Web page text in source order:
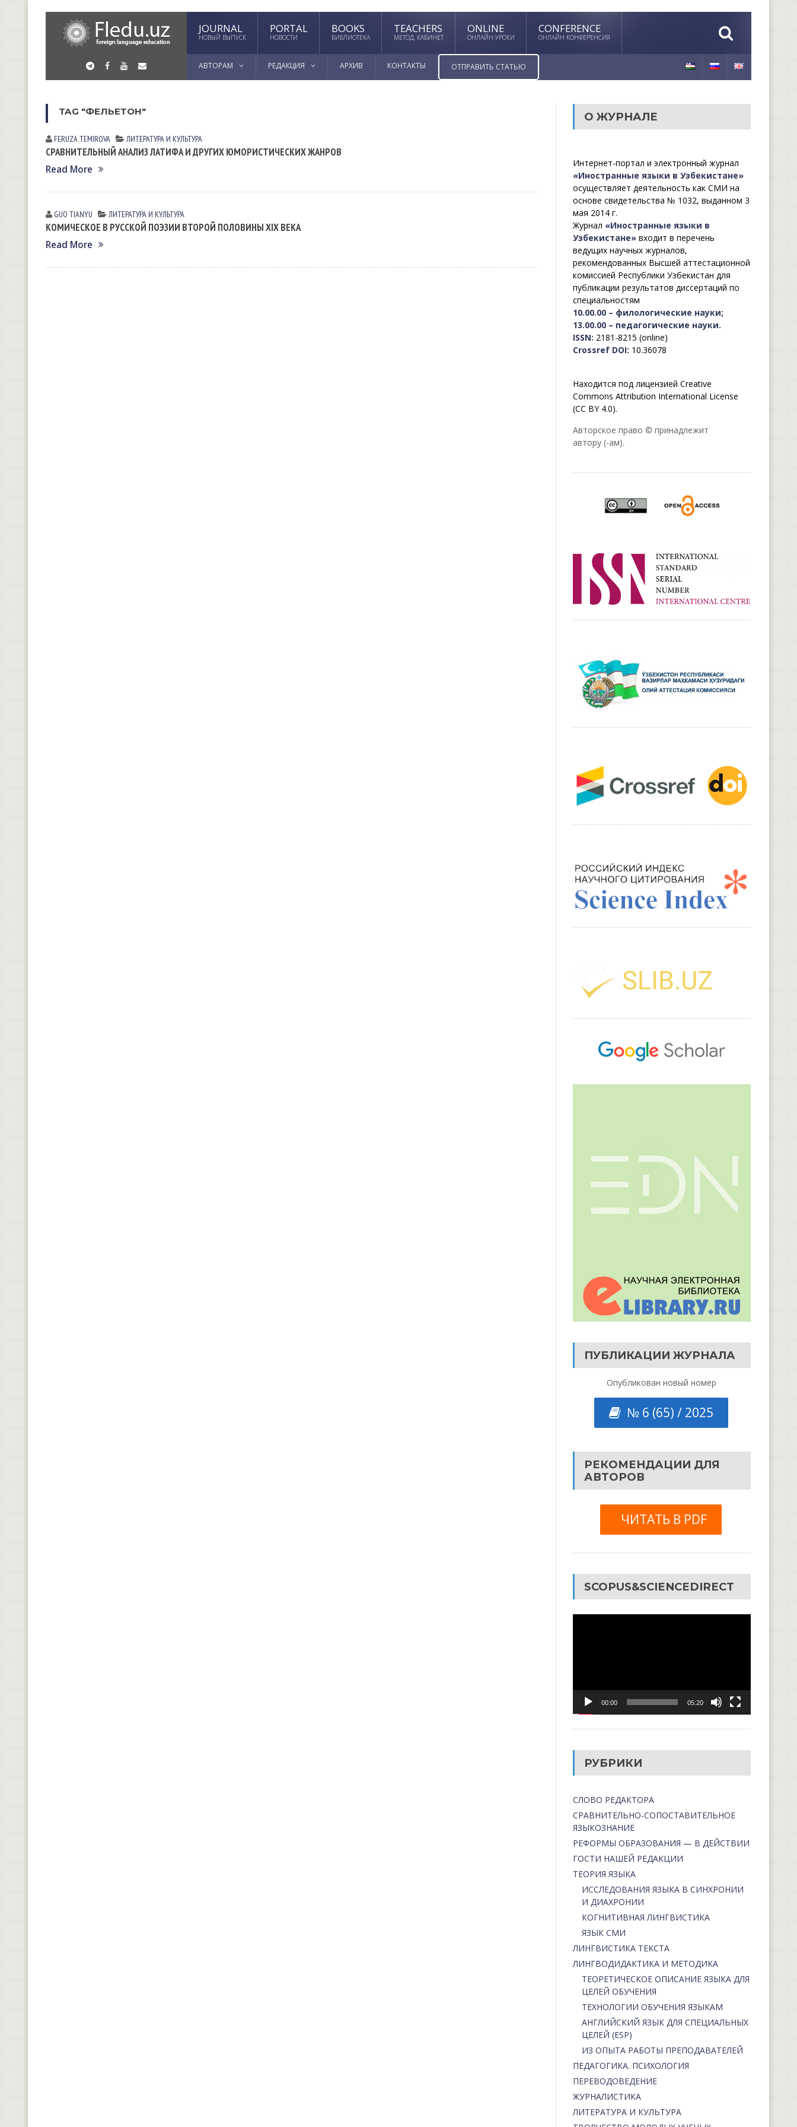
JOURNAL
НОВЫЙ ВЫПУСК
PORTAL
НОВОСТИ
BOOKS
БИБЛИОТЕКА
TEACHERS
МЕТОД. КАБИНЕТ
ONLINE
ОНЛАЙН-УРОКИ
CONFERENCE
ОНЛАЙН КОНФЕРЕНСИЯ
АВТОРАМ РЕДАКЦИЯ АРХИВ КОНТАКТЫ ОТПРАВИТЬ СТАТЬЮ
TAG "ФЕЛЬЕТОН"
FERUZA TEMIROVA ЛИТЕРАТУРА И КУЛЬТУРА
СРАВНИТЕЛЬНЫЙ АНАЛИЗ ЛАТИФА И ДРУГИХ ЮМОРИСТИЧЕСКИХ ЖАНРОВ
Read More
GUO TIANYU ЛИТЕРАТУРА И КУЛЬТУРА
КОМИЧЕСКОЕ В РУССКОЙ ПОЭЗИИ ВТОРОЙ ПОЛОВИНЫ XIX ВЕКА
Read More
О ЖУРНАЛЕ
Интернет-портал и электронный журнал
«Иностранные языки в Узбекистане»
осуществляет деятельность как СМИ на
основе свидетельства № 1032, выданном 3
мая 2014 г.
Журнал «Иностранные языки в
Узбекистане»входит в перечень
ведущих научных журналов,
рекомендованных Высшей аттестационной
комиссией Республики Узбекистан для
публикации результатов диссертаций по
специальностям
10.00.00 – филологические науки;
13.00.00 – педагогические науки.
ISSN: 2181-8215 (online)
Crossref DOI: 10.36078
Находится под лицензией Creative
Commons Attribution International License
(CC BY 4.0).
Авторское право © принадлежит
автору (-ам).
ПУБЛИКАЦИИ ЖУРНАЛА
Опубликован новый номер
№ 6 (65) / 2025
РЕКОМЕНДАЦИИ ДЛЯ
АВТОРОВ
ЧИТАТЬ В PDF
SCOPUS&SCIENCEDIRECT
00:00 05:20
РУБРИКИ
СЛОВО РЕДАКТОРА
СРАВНИТЕЛЬНО-СОПОСТАВИТЕЛЬНОЕ
ЯЗЫКОЗНАНИЕ
РЕФОРМЫ ОБРАЗОВАНИЯ — В ДЕЙСТВИИ
ГОСТИ НАШЕЙ РЕДАКЦИИ
ТЕОРИЯ ЯЗЫКА
ИССЛЕДОВАНИЯ ЯЗЫКА В СИНХРОНИИ
И ДИАХРОНИИ
КОГНИТИВНАЯ ЛИНГВИСТИКА
ЯЗЫК СМИ
ЛИНГВИСТИКА ТЕКСТА
ЛИНГВОДИДАКТИКА И МЕТОДИКА
ТЕОРЕТИЧЕСКОЕ ОПИСАНИЕ ЯЗЫКА ДЛЯ
ЦЕЛЕЙ ОБУЧЕНИЯ
ТЕХНОЛОГИИ ОБУЧЕНИЯ ЯЗЫКАМ
АНГЛИЙСКИЙ ЯЗЫК ДЛЯ СПЕЦИАЛЬНЫХ
ЦЕЛЕЙ (ESP)
ИЗ ОПЫТА РАБОТЫ ПРЕПОДАВАТЕЛЕЙ
ПЕДАГОГИКА. ПСИХОЛОГИЯ
ПЕРЕВОДОВЕДЕНИЕ
ЖУРНАЛИСТИКА
ЛИТЕРАТУРА И КУЛЬТУРА